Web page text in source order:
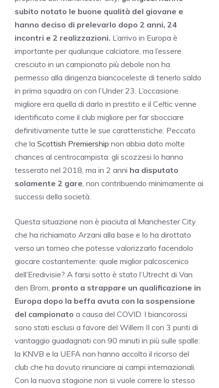
subito notato le buone qualità del giovane e
hanno deciso di prelevarlo dopo 2 anni, 24
incontri e 2 realizzazioni. L’arrivo in Europa è
importante per qualunque calciatore, ma l’essere
cresciuto in un campionato più debole non ha
permesso alla dirigenza biancoceleste di tenerlo saldo
in prima squadra on con l’Under 23. L’occasione
migliore era quella di darlo in prestito e il Celtic venne
identificato come il club migliore per far sbocciare
definitivamente tutte le sue caratteristiche. Peccato
che la Scottish Premiership non abbia dato molte
chances al centrocampista: gli scozzesi lo hanno
tesserato nel 2018, ma in 2 anni ha disputato
solamente 2 gare, non contribuendo minimamente ai
successi della società.
Questa situazione non è piaciuta al Manchester City
che ha richiamato Arzani alla base e lo ha dirottato
verso un torneo che potesse valorizzarlo facendolo
giocare costantemente: quale miglior palcoscenico
dell’Eredivisie? A farsi sotto è stato l’Utrecht di Van
den Brom, pronto a strappare un qualificazione in
Europa dopo la beffa avuta con la sospensione
del campionato a causa del COVID. I biancorossi
sono stati esclusi a favore del Willem II con 3 punti di
vantaggio guadagnati con 90 minuti in più sulle spalle:
la KNVB e la UEFA non hanno accolto il ricorso del
club che ha dovuto rinunciare ai campi internazionali.
Con la nuova stagione non si vuole correre lo stesso